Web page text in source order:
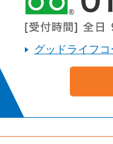
グッドライフ